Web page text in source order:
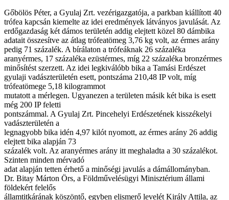
Gőbölös Péter, a Gyulaj Zrt. vezérigazgatója, a parkban kiállított 40
trófea kapcsán kiemelte az idei eredmények látványos javulását. Az
erdőgazdaság két dámos területén addig elejtett közel 80 dámbika
adatait összesítve az átlag trófeatömeg 3,76 kg volt, az érmes arány
pedig 71 százalék. A bírálaton a trófeáknak 26 százaléka
aranyérmes, 17 százaléka ezüstérmes, míg 22 százaléka bronzérmes
minősítést szerzett. Az idei legkiválóbb bika a Tamási Erdészet
gyulaji vadászterületén esett, pontszáma 210,48 IP volt, míg
trófeatömege 5,18 kilogrammot
mutatott a mérlegen. Ugyanezen a területen másik két bika is esett
még 200 IP feletti
pontszámmal. A Gyulaj Zrt. Pincehelyi Erdészetének kisszékelyi
vadászterületén a
legnagyobb bika idén 4,97 kilót nyomott, az érmes arány 26 addig
elejtett bika alapján 73
százalék volt. Az aranyérmes arány itt meghaladta a 30 százalékot.
Szinten minden mérvadó
adat alapján tetten érhető a minőségi javulás a dámállományban.
Dr. Bitay Márton Örs, a Földművelésügyi Minisztérium állami
földekért felelős
államtitkárának köszöntő, egyben elismerő levelét Király Attila, az